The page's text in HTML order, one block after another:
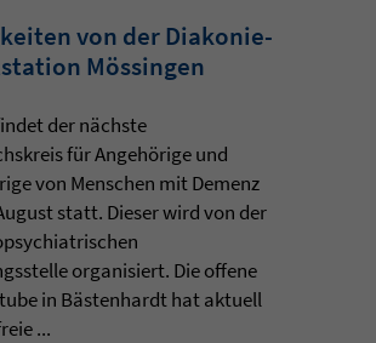
von der Diakonie-
Mössingen
der nächste
für Angehörige und
von Menschen mit Demenz
statt. Dieser wird von der
organisiert. Die offene
in Bästenhardt hat aktuell
...